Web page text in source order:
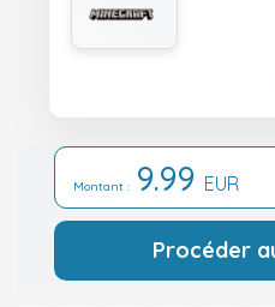
Montant : 9.99 EUR
Procéder